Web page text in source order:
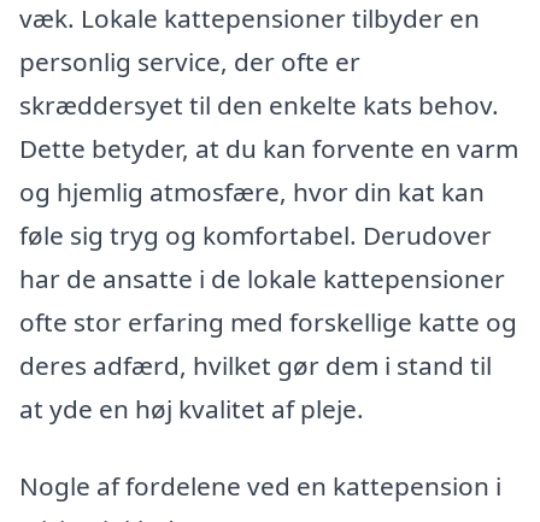
væk. Lokale kattepensioner tilbyder en
personlig service, der ofte er
skræddersyet til den enkelte kats behov.
Dette betyder, at du kan forvente en varm
og hjemlig atmosfære, hvor din kat kan
føle sig tryg og komfortabel. Derudover
har de ansatte i de lokale kattepensioner
ofte stor erfaring med forskellige katte og
deres adfærd, hvilket gør dem i stand til
at yde en høj kvalitet af pleje.
Nogle af fordelene ved en kattepension i